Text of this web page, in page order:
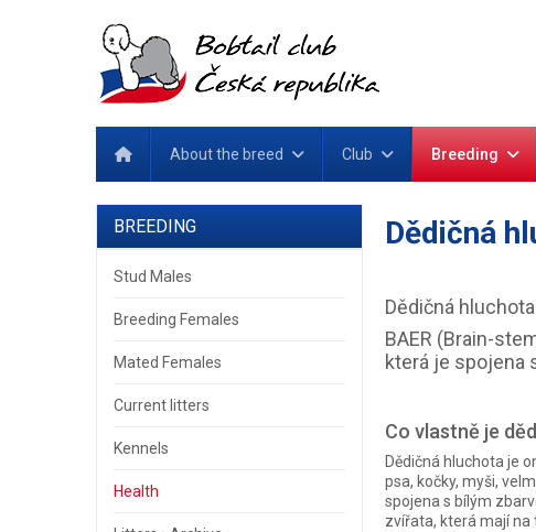
About the breed Club Breeding
BREEDING
Stud Males
Breeding Females
Mated Females
Current litters
Kennels
Health
Dědičná
Dědičná
BAER (Brain-
která je spojena
Co vlastně je
Dědičná hluchota je
psa, kočky, myši,
spojena s bílým
zvířata, která mají na